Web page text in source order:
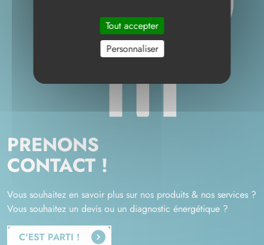
PRENONS
CONTACT !
Vous souhaitez en savoir plus sur nos produits & nos services ?
Vous souhaitez un devis ou un diagnostic énergétique ?
C'EST PARTI !
Tout accepter
Personnaliser